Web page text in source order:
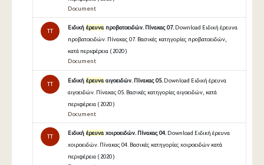
Document
TT
Ειδική έρευνα προβατοειδών. Πίνακας 07. Download Ειδική έρευνα
προβατοειδών. Πίνακας 07. Βασικές κατηγορίες προβατοειδών,
κατά περιφέρεια ( 2020 )
Document
TT
Ειδική έρευνα αιγοειδών. Πίνακας 05. Download Ειδική έρευνα
αιγοειδών. Πίνακας 05. Βασικές κατηγορίες αιγοειδών, κατά
περιφέρεια ( 2020 )
Document
TT
Ειδική έρευνα χοιροειδών. Πίνακας 04. Download Ειδική έρευνα
χοιροειδών. Πίνακας 04. Βασικές κατηγορίες χοιροειδών κατά
περιφέρεια ( 2020 )